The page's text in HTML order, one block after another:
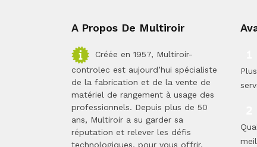
A Propos De Multiroir
Créée en 1957, Multiroir-
controlec est aujourd’hui spécialiste
de la fabrication et de la vente de
matériel de rangement à usage des
professionnels. Depuis plus de 50
ans, Multiroir a su garder sa
réputation et relever les défis
technologiques, pour vous offrir,